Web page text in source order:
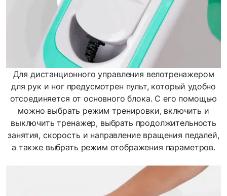
Для дистанционного управления велотренажером
для рук и ног предусмотрен пульт, который удобно
отсоединяется от основного блока. С его помощью
можно выбрать режим тренировки, включить и
выключить тренажер, выбрать продолжительность
занятия, скорость и направление вращения педалей,
а также выбрать режим отображения параметров.